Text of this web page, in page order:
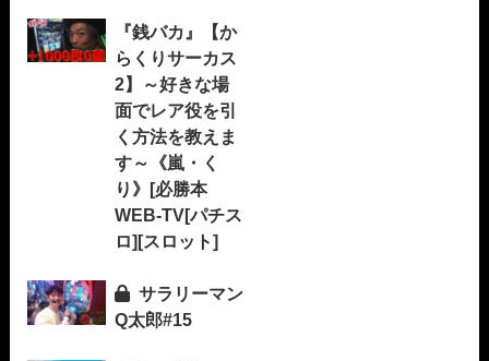
『銭バカ』【か
らくりサーカス
2】～好きな場
面でレア役を引
く方法を教えま
す～《嵐・く
り》[必勝本
WEB-TV[パチス
ロ][スロット]
サラリーマン
Q太郎#15